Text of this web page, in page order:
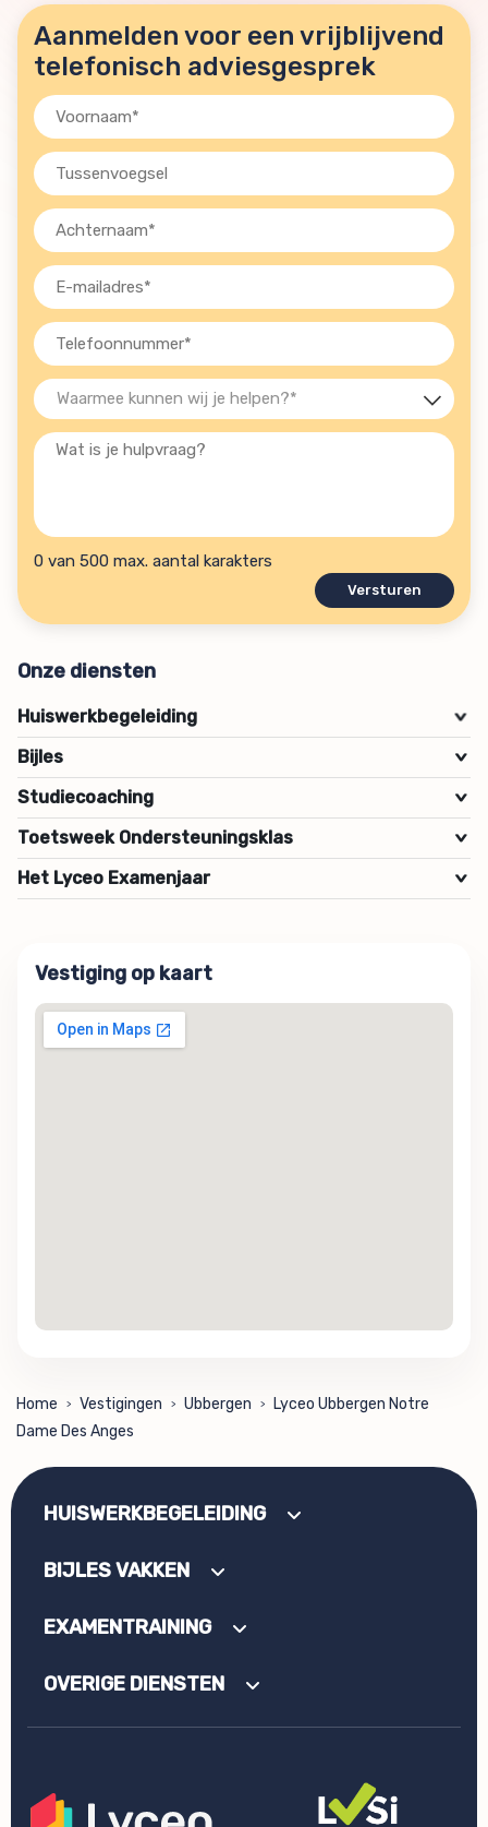
Aanmelden voor een vrijblijvend
telefonisch adviesgesprek
Voornaam
(Vereist)
Tussenvoegsel
Achternaam
(Vereist)
E-
mailadres
(Vereist)
Telefoon
(Vereist)
Waarmee
kunnen
wij
(Vereist)
Wat
hulpvraag?
0 van 500 max. aantal karakters
Onze diensten
Huiswerkbegeleiding >
Bijles >
Studiecoaching >
Toetsweek Ondersteuningsklas >
Het Lyceo Examenjaar >
Vestiging op kaart
Home > Vestigingen > Ubbergen >
Lyceo Ubbergen Notre
Dame Des Anges
HUISWERKBEGELEIDING
BIJLES VAKKEN
EXAMENTRAINING
OVERIGE DIENSTEN